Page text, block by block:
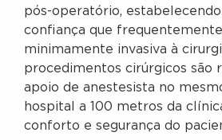
pós-operatório,
confiança que
minimamente invasiva à
procedimentos cirúrgicos são
apoio de anestesista no
hospital a 100 metros da
conforto e segurança do